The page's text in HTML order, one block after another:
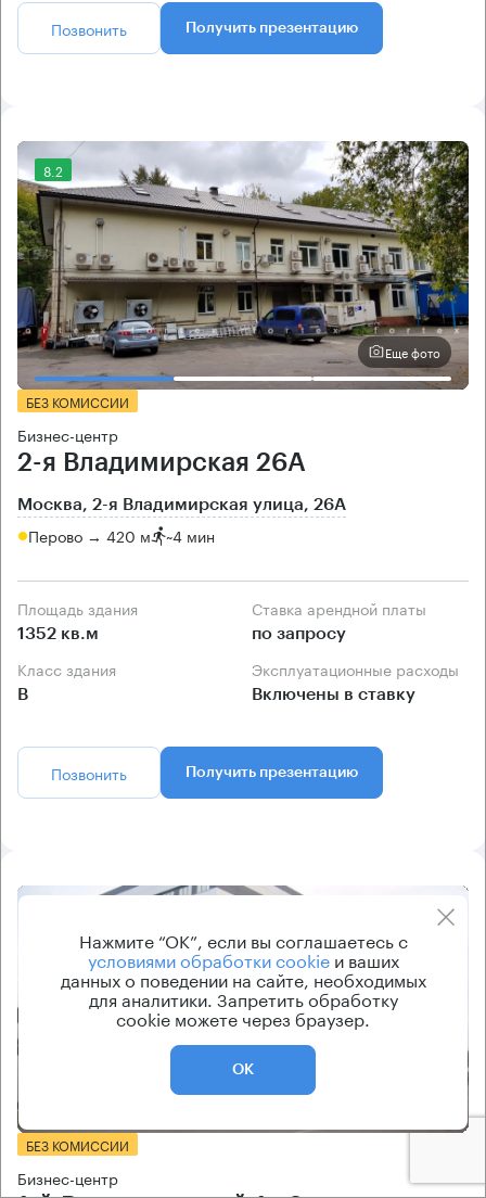
Позвонить Получить презентацию
8.2
Еще фото
БЕЗ КОМИССИИ
Бизнес-центр
2-я Владимирская 26А
Москва, 2-я Владимирская улица, 26А
Перово → 420 м ~4 мин
Площадь здания
1352 кв.м
Ставка арендной платы
по запросу
Класс здания
B
Эксплуатационные расходы
Включены в ставку
Позвонить Получить презентацию
БЕЗ КОМИССИИ
Бизнес-центр
Нажмите “ОК”, если вы соглашаетесь с
условиями обработки cookieи ваших
данных о поведении на сайте, необходимых
для аналитики. Запретить обработку
cookie можете через браузер.
ОК